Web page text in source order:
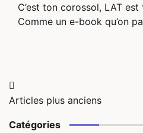
C’est ton corossol, LAT
Comme un e-book qu’on
Navigation
des
Articles plus anciens
Catégories